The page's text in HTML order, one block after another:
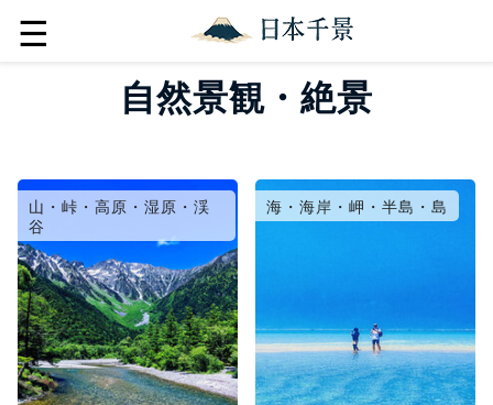
☰
自然景観・絶景
山・峠・高原・湿原・渓
谷
海・海岸・岬・半島・島